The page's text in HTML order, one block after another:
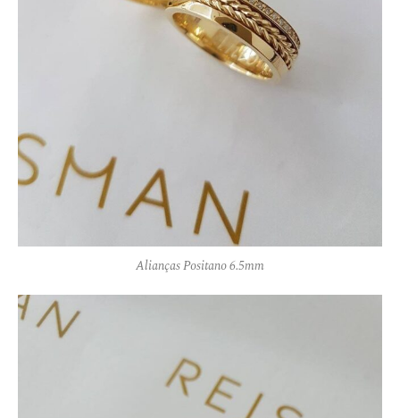
Alianças Positano 6.5mm